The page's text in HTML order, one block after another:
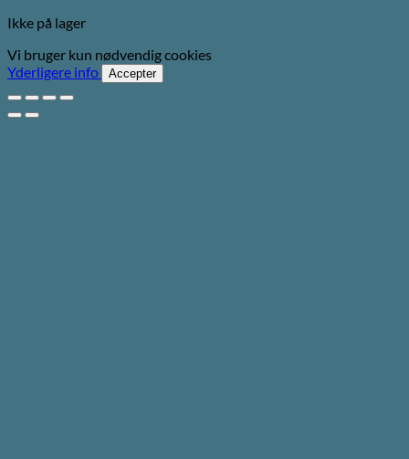
Ikke på lager
Vi bruger kun nødvendig cookies
Yderligere info
Accepter